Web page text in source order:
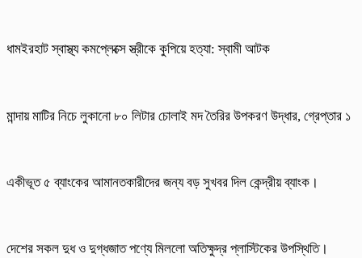
ধামইরহাট স্বাস্থ্য কমপ্লেক্সে স্ত্রীকে কুপিয়ে হত্যা: স্বামী আটক
মান্দায় মাটির নিচে লুকানো ৮০ লিটার চোলাই মদ তৈরির উপকরণ উদ্ধার, গ্রেপ্তার ১
একীভূত ৫ ব্যাংকের আমানতকারীদের জন্য বড় সুখবর দিল কেন্দ্রীয় ব্যাংক।
দেশের সকল দুধ ও দুগ্ধজাত পণ্যে মিললো অতিক্ষুদ্র প্লাস্টিকের উপস্থিতি।